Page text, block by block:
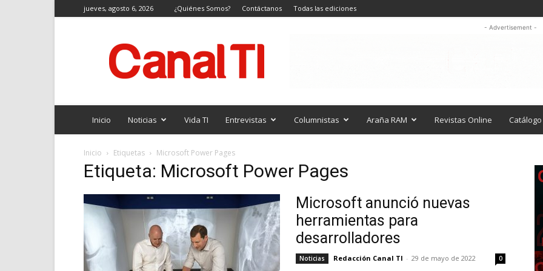
jueves, agosto 6, 2026 ¿Quiénes Somos? Contáctanos Todas las ediciones
TI
- Advertisement -
Inicio Noticias Vida TI Entrevistas Columnistas Araña RAM Revistas Online Catálogo
Inicio Etiquetas Microsoft Power Pages
Etiqueta: Microsoft Power Pages
Microsoft anunció nuevas
herramientas para
desarrolladores
Noticias Redacción Canal TI - 29 de mayo de 2022 0